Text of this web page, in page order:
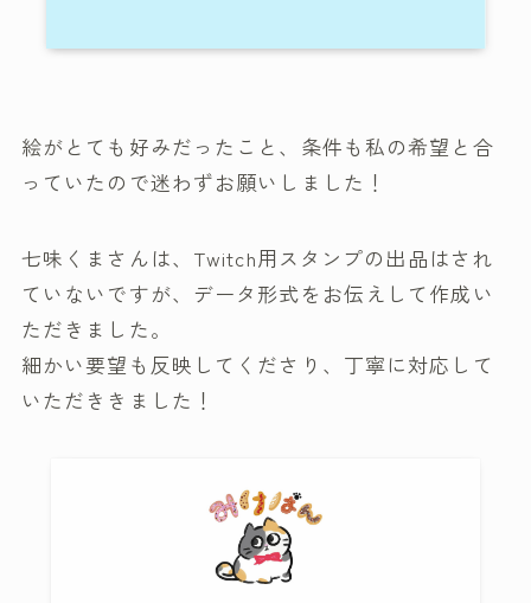
絵がとても好みだったこと、条件も私の希望と合
っていたので迷わずお願いしました！
七味くまさんは、Twitch用スタンプの出品はされ
ていないですが、データ形式をお伝えして作成い
ただきました。
細かい要望も反映してくださり、丁寧に対応して
いただききました！